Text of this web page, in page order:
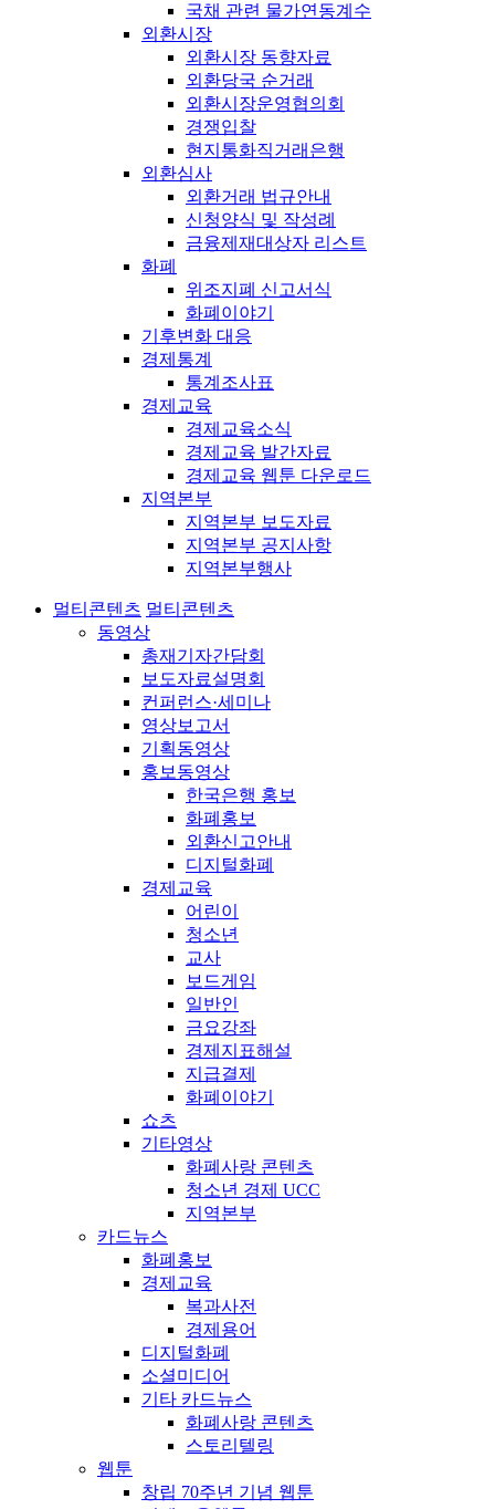
국채 관련 물가연동계수
외환시장
외환시장 동향자료
외환당국 순거래
외환시장운영협의회
경쟁입찰
현지통화직거래은행
외환심사
외환거래 법규안내
신청양식 및 작성례
금융제재대상자 리스트
화폐
위조지폐 신고서식
화폐이야기
기후변화 대응
경제통계
통계조사표
경제교육
경제교육소식
경제교육 발간자료
경제교육 웹툰 다운로드
지역본부
지역본부 보도자료
지역본부 공지사항
지역본부행사
멀티콘텐츠 멀티콘텐츠
동영상
총재기자간담회
보도자료설명회
컨퍼런스·세미나
영상보고서
기획동영상
홍보동영상
한국은행 홍보
화폐홍보
외환신고안내
디지털화폐
경제교육
어린이
청소년
교사
보드게임
일반인
금요강좌
경제지표해설
지급결제
화폐이야기
쇼츠
기타영상
화폐사랑 콘텐츠
청소년 경제 UCC
지역본부
카드뉴스
화폐홍보
경제교육
복과사전
경제용어
디지털화폐
소셜미디어
기타 카드뉴스
화폐사랑 콘텐츠
스토리텔링
웹툰
창립 70주년 기념 웹툰